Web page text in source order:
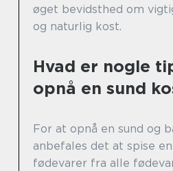
øget bevidsthed om
og naturlig kost.
Hvad er nogle
opnå en sund
For at opnå en sund og
anbefales det at spise
fødevarer fra alle